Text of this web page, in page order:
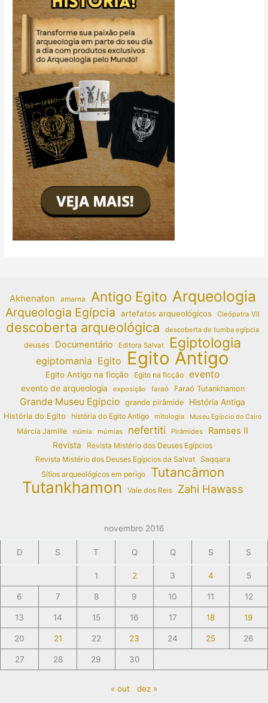
Akhenaton amarna Antigo Egito Arqueologia
Arqueologia Egípcia artefatos arqueológicos Cleópatra VII
descoberta arqueológica descoberta de tumba egípcia
deuses Documentário Editora Salvat Egiptologia
egiptomania Egito Egito Antigo
Egito Antigo na ficção Egito na ficção evento
evento de arqueologia exposição faraó Faraó Tutankhamon
Grande Museu Egípcio grande pirâmide
História Antiga
História do Egito
história do Egito Antigo mitologia Museu Egípcio do Cairo
Márcia Jamille múmia múmias nefertiti Pirâmides Ramses II
Revista
Revista Mistério dos Deuses Egípcios
Revista Mistério dos Deuses Egípcios da Salvat
Saqqara
Sítios arqueológicos em perigo
Tutancâmon
Tutankhamon Vale dos Reis Zahi Hawass
novembro 2016
D S T Q Q S S
1 2 3 4 5
6 7 8 9 10 11 12
13 14 15 16 17 18 19
20 21 22 23 24 25 26
27 28 29 30
« out dez »